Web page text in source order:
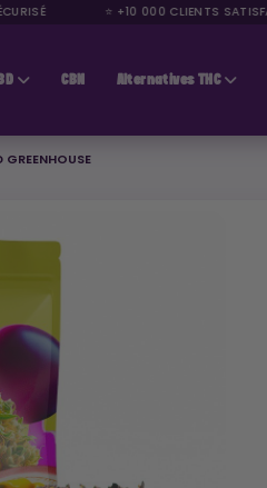
⭐ +10 000 CLIENTS SATISFAITS
CBN Alternatives THC
GREENHOUSE